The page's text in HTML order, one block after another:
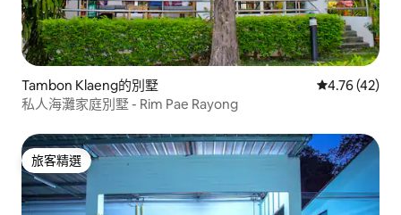
Tambon Klaeng的別墅 從 42 則評價
4.76 (42)
私人海灘家庭別墅 - Rim Pae Rayong
旅客精選
旅客精選